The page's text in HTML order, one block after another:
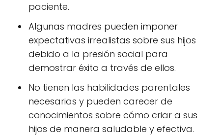
paciente.
Algunas madres pueden imponer
expectativas irrealistas sobre sus hijos
debido a la presión social para
demostrar éxito a través de ellos.
No tienen las habilidades parentales
necesarias y pueden carecer de
conocimientos sobre cómo criar a sus
hijos de manera saludable y efectiva.